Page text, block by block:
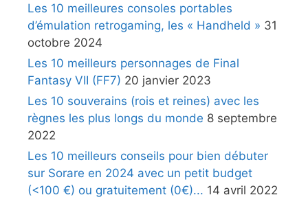
Les 10 meilleures consoles portables
d’émulation retrogaming, les « Handheld » 31
octobre 2024
Les 10 meilleurs personnages de Final
Fantasy VII (FF7) 20 janvier 2023
Les 10 souverains (rois et reines) avec les
règnes les plus longs du monde 8 septembre
2022
Les 10 meilleurs conseils pour bien débuter
sur Sorare en 2024 avec un petit budget
(<100 €) ou gratuitement (0€)... 14 avril 2022